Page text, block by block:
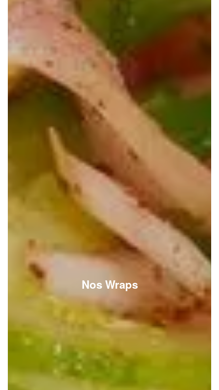
Nos Wraps